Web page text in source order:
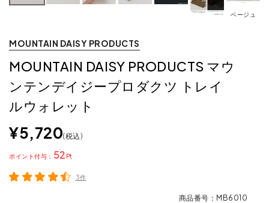
ベージュ
MOUNTAIN DAISY PRODUCTS
MOUNTAIN DAISY PRODUCTS マウ
ンテンデイジープロダクツ トレイ
ルウォレット
¥5,720 税込
52
ポイント
3件
商品番号 MB6010